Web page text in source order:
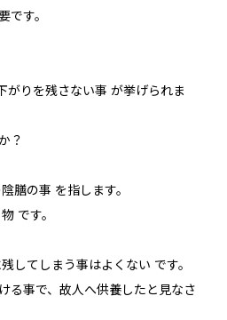
です。
がりを残さない事 が挙げられま
？
膳の事 を指します。
です。
してしまう事はよくない です。
る事で、故人へ供養したと見なさ